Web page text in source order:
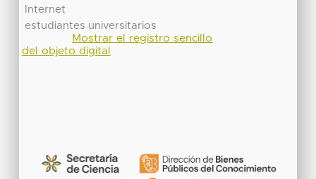
Internet
estudiantes universitarios
Mostrar el registro sencillo
del objeto digital